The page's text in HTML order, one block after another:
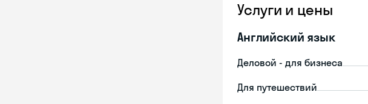
Услуги и цены
Английский язык
Деловой - для бизнеса
Для путешествий